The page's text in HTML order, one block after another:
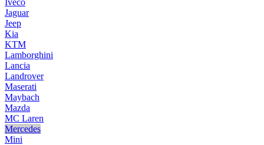
Iveco
Jaguar
Jeep
Kia
KTM
Lamborghini
Lancia
Landrover
Maserati
Maybach
Mazda
MC Laren
Mercedes
Mini